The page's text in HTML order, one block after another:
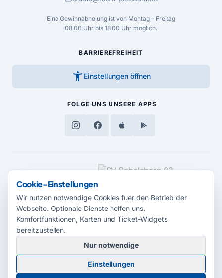
Eine Gewinnabholung ist von Montag – Freitag
08.00 Uhr bis 18.00 Uhr möglich.
BARRIEREFREIHEIT
accessibility_new Einstellungen öffnen
FOLGE UNS UNSERE APPS
MEDIENPARTNER
© 2026 Radio Potsdam. Webseite entwickelt durch dieMedienagentur
Babelsberg
BarrierefreiheitserklärungAGBDatenschutzImpressum
Cookie-Einstellungen
Wir nutzen notwendige Cookies fuer den Betrieb der
Webseite. Optionale Dienste helfen uns,
Komfortfunktionen, Karten und Ticket-Widgets
bereitzustellen.
Nur notwendige
Einstellungen